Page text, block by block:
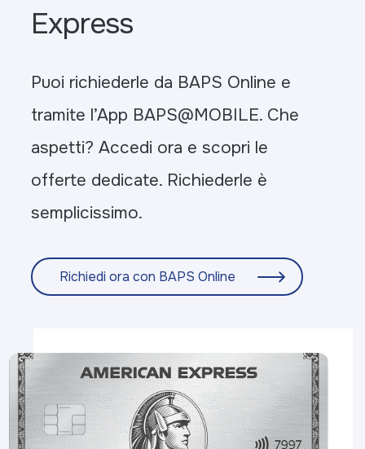
Express
Puoi richiederle da BAPS Online e
tramite l’App BAPS@MOBILE. Che
aspetti? Accedi ora e scopri le
offerte dedicate. Richiederle è
semplicissimo.
Richiedi ora con BAPS Online